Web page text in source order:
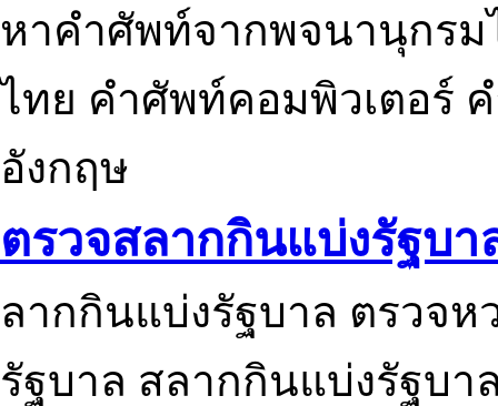
หาคำศัพท์จากพจนานุกรม
ไทย คำศัพท์คอมพิวเตอร์
อังกฤษ
ตรวจสลากกินแบ่งรัฐบา
ลากกินแบ่งรัฐบาล ตรวจ
รัฐบาล สลากกินแบ่งรัฐบา